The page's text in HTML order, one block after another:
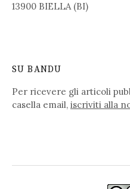
13900 BIELLA (BI)
SU BANDU
Per ricevere gli articoli
casella email, iscriviti alla